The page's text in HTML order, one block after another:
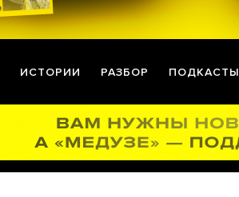
ИСТОРИИ РАЗБОР ПОДКАСТЫ